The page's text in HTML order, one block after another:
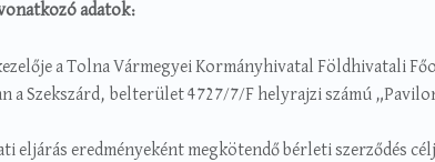
adatok:
a Tolna Vármegyei Kormányhivatal Földhivatali
a Szekszárd, belterület 4727/7/F helyrajzi számú
eljárás eredményeként megkötendő bérleti szerződés